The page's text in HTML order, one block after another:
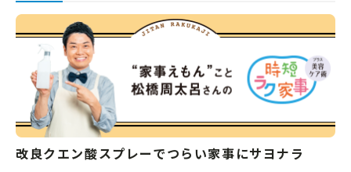
改良クエン酸スプレーでつらい家事にサヨナラ